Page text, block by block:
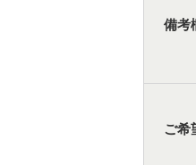
備考
ご希